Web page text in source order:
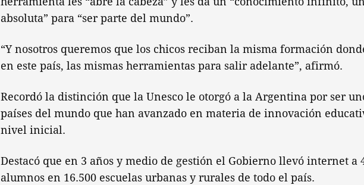
absoluta” para “ser parte del mundo”.
“Y nosotros queremos que los chicos reciban la misma formación
en este país, las mismas herramientas para salir adelante”, afirmó.
Recordó la distinción que la Unesco le otorgó a la Argentina por ser
países del mundo que han avanzado en materia de innovación
nivel inicial.
Destacó que en 3 años y medio de gestión el Gobierno llevó internet a
alumnos en 16.500 escuelas urbanas y rurales de todo el país.